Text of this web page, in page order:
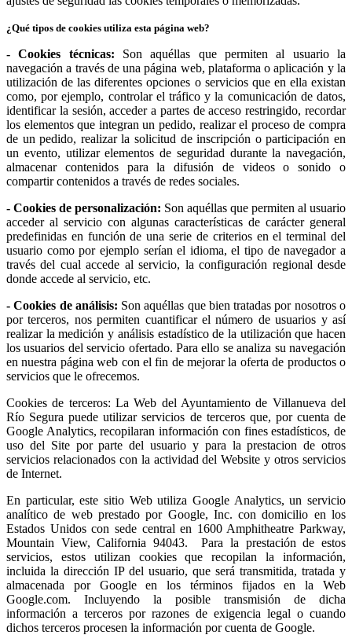
¿Qué tipos de cookies utiliza esta página web?
- Cookies técnicas: Son aquéllas que permiten al usuario la
navegación a través de una página web, plataforma o aplicación y la
utilización de las diferentes opciones o servicios que en ella existan
como, por ejemplo, controlar el tráfico y la comunicación de datos,
identificar la sesión, acceder a partes de acceso restringido, recordar
los elementos que integran un pedido, realizar el proceso de compra
de un pedido, realizar la solicitud de inscripción o participación en
un evento, utilizar elementos de seguridad durante la navegación,
almacenar contenidos para la difusión de videos o sonido o
compartir contenidos a través de redes sociales.
- Cookies de personalización: Son aquéllas que permiten al usuario
acceder al servicio con algunas características de carácter general
predefinidas en función de una serie de criterios en el terminal del
usuario como por ejemplo serían el idioma, el tipo de navegador a
través del cual accede al servicio, la configuración regional desde
donde accede al servicio, etc.
- Cookies de análisis: Son aquéllas que bien tratadas por nosotros o
por terceros, nos permiten cuantificar el número de usuarios y así
realizar la medición y análisis estadístico de la utilización que hacen
los usuarios del servicio ofertado. Para ello se analiza su navegación
en nuestra página web con el fin de mejorar la oferta de productos o
servicios que le ofrecemos.
Cookies de terceros: La Web del Ayuntamiento de Villanueva del
Río Segura puede utilizar servicios de terceros que, por cuenta de
Google Analytics, recopilaran información con fines estadísticos, de
uso del Site por parte del usuario y para la prestacion de otros
servicios relacionados con la actividad del Website y otros servicios
de Internet.
En particular, este sitio Web utiliza Google Analytics, un servicio
analítico de web prestado por Google, Inc. con domicilio en los
Estados Unidos con sede central en 1600 Amphitheatre Parkway,
Mountain View, California 94043. Para la prestación de estos
servicios, estos utilizan cookies que recopilan la información,
incluida la dirección IP del usuario, que será transmitida, tratada y
almacenada por Google en los términos fijados en la Web
Google.com. Incluyendo la posible transmisión de dicha
información a terceros por razones de exigencia legal o cuando
dichos terceros procesen la información por cuenta de Google.